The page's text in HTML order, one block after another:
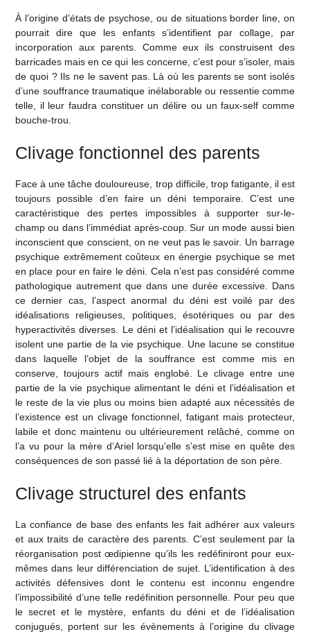
À l’origine d’états de psychose, ou de situations border line, on
pourrait dire que les enfants s’identifient par collage, par
incorporation aux parents. Comme eux ils construisent des
barricades mais en ce qui les concerne, c’est pour s’isoler, mais
de quoi ? Ils ne le savent pas. Là où les parents se sont isolés
d’une souffrance traumatique inélaborable ou ressentie comme
telle, il leur faudra constituer un délire ou un faux-self comme
bouche-trou.
Clivage fonctionnel des parents
Face à une tâche douloureuse, trop difficile, trop fatigante, il est
toujours possible d’en faire un déni temporaire. C’est une
caractéristique des pertes impossibles à supporter sur-le-
champ ou dans l’immédiat après-coup. Sur un mode aussi bien
inconscient que conscient, on ne veut pas le savoir. Un barrage
psychique extrêmement coûteux en énergie psychique se met
en place pour en faire le déni. Cela n’est pas considéré comme
pathologique autrement que dans une durée excessive. Dans
ce dernier cas, l’aspect anormal du déni est voilé par des
idéalisations religieuses, politiques, ésotériques ou par des
hyperactivités diverses. Le déni et l’idéalisation qui le recouvre
isolent une partie de la vie psychique. Une lacune se constitue
dans laquelle l’objet de la souffrance est comme mis en
conserve, toujours actif mais englobé. Le clivage entre une
partie de la vie psychique alimentant le déni et l’idéalisation et
le reste de la vie plus ou moins bien adapté aux nécessités de
l’existence est un clivage fonctionnel, fatigant mais protecteur,
labile et donc maintenu ou ultérieurement relâché, comme on
l’a vu pour la mère d’Ariel lorsqu’elle s’est mise en quête des
conséquences de son passé lié à la déportation de son père.
Clivage structurel des enfants
La confiance de base des enfants les fait adhérer aux valeurs
et aux traits de caractère des parents. C’est seulement par la
réorganisation post œdipienne qu’ils les redéfiniront pour eux-
mêmes dans leur différenciation de sujet. L’identification à des
activités défensives dont le contenu est inconnu engendre
l’impossibilité d’une telle redéfinition personnelle. Pour peu que
le secret et le mystère, enfants du déni et de l’idéalisation
conjugués, portent sur les évènements à l’origine du clivage